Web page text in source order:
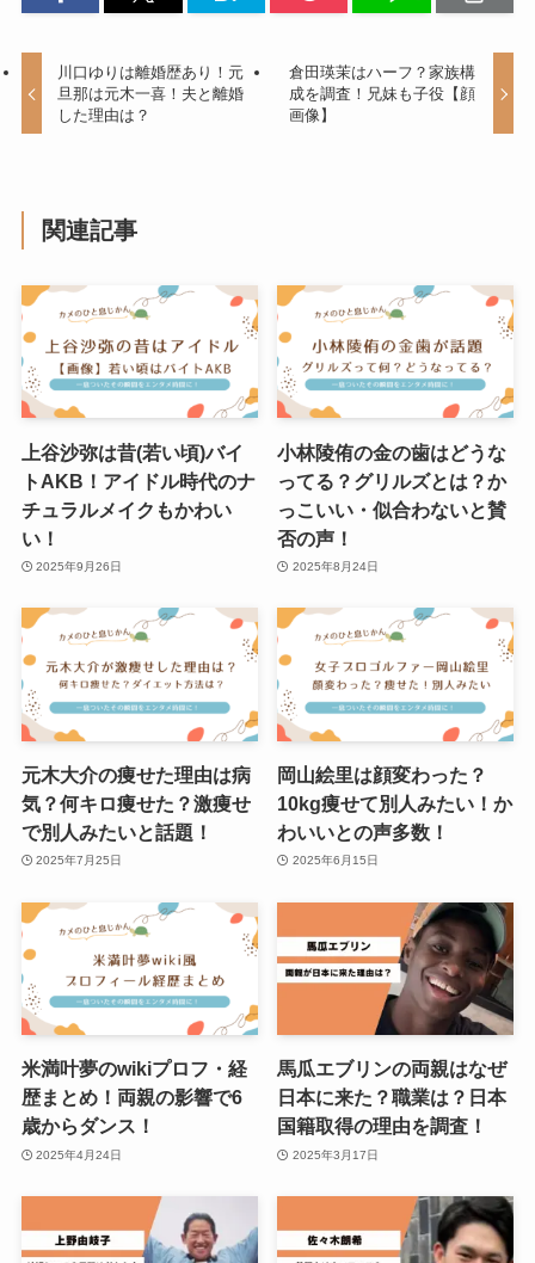
川口ゆりは離婚歴あり！元
旦那は元木一喜！夫と離婚
した理由は？
倉田瑛茉はハーフ？家族構
成を調査！兄妹も子役【顔
画像】
関連記事
上谷沙弥は昔(若い頃)バイ
トAKB！アイドル時代のナ
チュラルメイクもかわい
い！
2025年9月26日
小林陵侑の金の歯はどうな
ってる？グリルズとは？か
っこいい・似合わないと賛
否の声！
2025年8月24日
元木大介の痩せた理由は病
気？何キロ痩せた？激痩せ
で別人みたいと話題！
2025年7月25日
岡山絵里は顔変わった？
10kg痩せて別人みたい！か
わいいとの声多数！
2025年6月15日
米満叶夢のwikiプロフ・経
歴まとめ！両親の影響で6
歳からダンス！
2025年4月24日
馬瓜エブリンの両親はなぜ
日本に来た？職業は？日本
国籍取得の理由を調査！
2025年3月17日